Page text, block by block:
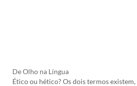
De Olho na Língua
Ético ou hético? Os dois termos existem,